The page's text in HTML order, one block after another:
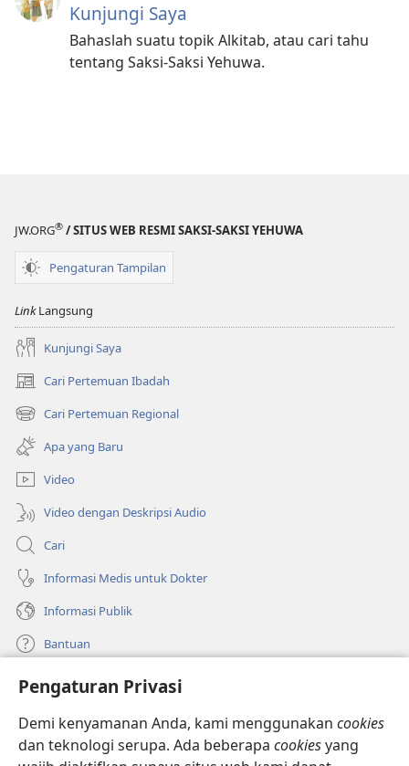
Pengaturan Privasi
Demi kenyamanan Anda, kami menggunakan cookies
dan teknologi serupa. Ada beberapa cookiesyang
Kunjungi Saya
Bahaslah suatu topik Alkitab, atau cari tahu
tentang Saksi-Saksi Yehuwa.
JW.ORG® / SITUS WEB RESMI SAKSI-SAKSI YEHUWA
Pengaturan Tampilan
LinkLangsung
Kunjungi Saya
Cari Pertemuan Ibadah
(terbuka
di
window
baru)
Cari Pertemuan Regional
(terbuka
di
window
baru)
Apa yang Baru
Video
Video dengan Deskripsi Audio
Cari
Informasi Medis untuk Dokter
Informasi Publik
Bantuan
Sumbangan
(terbuka
di
window
baru)
PERPUSTAKAAN ONLINE Menara Pengawal
(terbuka